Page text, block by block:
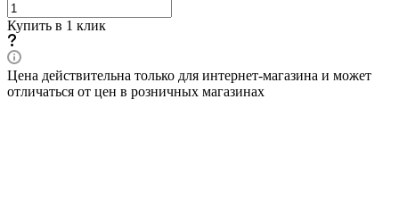
Купить в 1 клик
Цена действительна только для интернет-магазина и может
отличаться от цен в розничных магазинах